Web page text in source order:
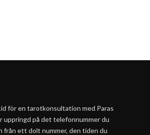
för en tarotkonsultation med Paras
uppringd på det telefonnummer du
från ett dolt nummer, den tiden du